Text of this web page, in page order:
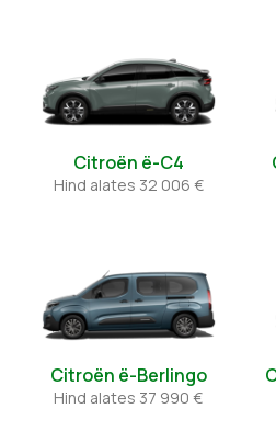
Citroën ë-C4
Hind alates 32 006 €
Citroën ë-Berlingo
Hind alates 37 990 €